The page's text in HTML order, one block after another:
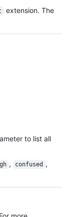
extension. The
to list all
, confused ,